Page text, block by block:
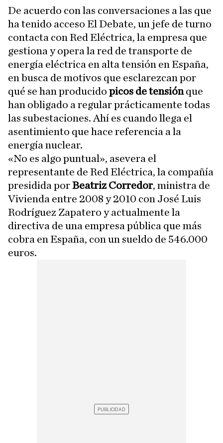
De acuerdo con las conversaciones a las que
ha tenido acceso El Debate, un jefe de turno
contacta con Red Eléctrica, la empresa que
gestiona y opera la red de transporte de
energía eléctrica en alta tensión en España,
en busca de motivos que esclarezcan por
qué se han producido picos de tensiónque
han obligado a regular prácticamente todas
las subestaciones. Ahí es cuando llega el
asentimiento que hace referencia a la
energía nuclear.
«No es algo puntual», asevera el
representante de Red Eléctrica, la compañía
presidida porBeatriz Corredor, ministra de
Vivienda entre 2008 y 2010 con José Luis
Rodríguez Zapatero y actualmente la
directiva de una empresa pública que más
cobra en España, con un sueldo de 546.000
euros.